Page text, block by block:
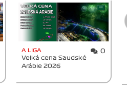
A LIGA 0
Velká cena Saudské
Arábie 2026